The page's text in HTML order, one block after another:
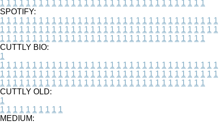
1 1 1 1 1 1 1 1 1 1 1 1 1 1 1 1 1 1 1 1 1 1 1 1 1 1 1 1 1 1 1 1
SPOTIFY:
1 1 1 1 1 1 1 1 1 1 1 1 1 1 1 1 1 1 1 1 1 1 1 1 1 1 1 1 1 1 1 1 1 1
1 1 1 1 1 1 1 1 1 1 1 1 1 1 1 1 1 1 1 1 1 1 1 1 1 1 1 1 1 1 1 1 1 1
1 1 1 1 1 1 1 1 1 1 1 1 1 1 1 1 1 1 1 1 1 1 1 1 1 1 1 1 1 1 1 1
CUTTLY BIO:
1
1 1 1 1 1 1 1 1 1 1 1 1 1 1 1 1 1 1 1 1 1 1 1 1 1 1 1 1 1 1 1 1 1 1
1 1 1 1 1 1 1 1 1 1 1 1 1 1 1 1 1 1 1 1 1 1 1 1 1 1 1 1 1 1 1 1 1 1
1 1 1 1 1 1 1 1 1 1 1 1 1 1 1 1 1 1 1 1 1 1 1 1 1 1 1 1 1 1 1 1
CUTTLY OLD:
1
1 1 1 1 1 1 1 1 1 1
MEDIUM: